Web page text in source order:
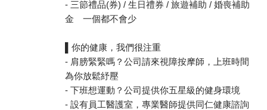
- 三節禮品(券) / 生日禮券 / 旅遊補助 / 婚喪補助
金 一個都不會少
▌你的健康，我們很注重
- 肩膀緊緊嗎？公司請來視障按摩師，上班時間
為你放鬆紓壓
- 下班想運動？公司提供你五星級的健身環境
- 設有員工醫護室，專業醫師提供同仁健康諮詢